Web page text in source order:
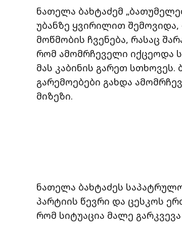
ნათელა ბახტაძემ
უბანზე ყვირილით
მოწმობის ჩვენება, რასაც
რომ ამომრჩეველი იქცეოდა
მას კაბინის გარეთ
გარემოებები გახდა
მიზეზი.
ნათელა ბახტაძეს
პარტიის წევრი და ცესკოს
რომ სიტუაცია მალე